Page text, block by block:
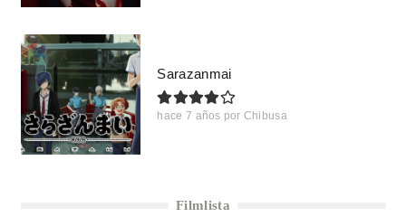
Sarazanmai
hace 7 años por Chibusa
Filmlista